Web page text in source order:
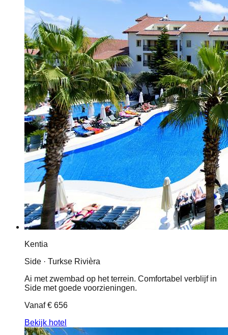
Kentia
Side · Turkse Rivièra
Ai met zwembad op het terrein. Comfortabel verblijf in
Side met goede voorzieningen.
Vanaf€ 656
Bekijk hotel